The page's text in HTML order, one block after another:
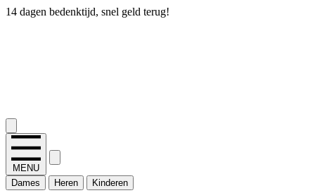
14 dagen bedenktijd, snel geld terug!
MENU
Dames
Heren Kinderen